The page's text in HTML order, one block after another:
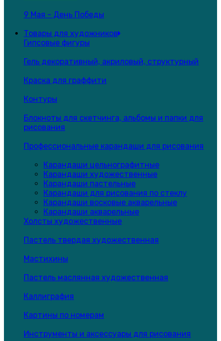
9 Мая - День Победы
Товары для художников
Гипсовые фигуры
Гель декоративный, акриловый, структурный
Краска для граффити
Контуры
Блокноты для скетчинга, альбомы и папки для
рисования
Профессиональные карандаши для рисования
Карандаши цельнографитные
Карандаши художественные
Карандаши пастельные
Карандаши для рисования по стеклу
Карандаши восковые акварельные
Карандаши акварельные
Холсты художественные
Пастель твердая художественная
Мастихины
Пастель маслянная художественная
Каллиграфия
Картины по номерам
Инструменты и аксессуары для рисования